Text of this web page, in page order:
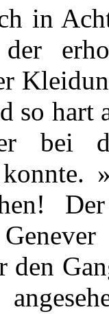
in
so hart
bei
den